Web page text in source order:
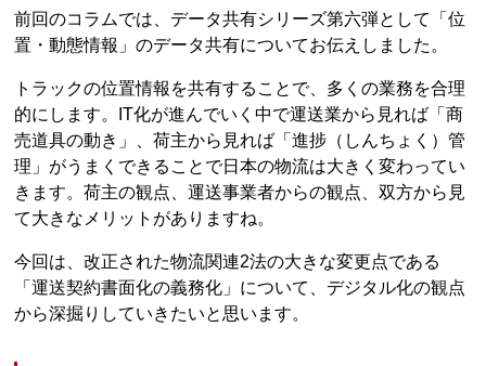
前回のコラムでは、データ共有シリーズ第六弾として「位
置・動態情報」のデータ共有についてお伝えしました。
トラックの位置情報を共有することで、多くの業務を合理
的にします。IT化が進んでいく中で運送業から見れば「商
売道具の動き」、荷主から見れば「進捗（しんちょく）管
理」がうまくできることで日本の物流は大きく変わってい
きます。荷主の観点、運送事業者からの観点、双方から見
て大きなメリットがありますね。
今回は、改正された物流関連2法の大きな変更点である
「運送契約書面化の義務化」について、デジタル化の観点
から深掘りしていきたいと思います。